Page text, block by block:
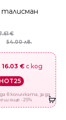
€
54.00 лв.
16.03 € с код
HOT25
в количката, за да
още -25%